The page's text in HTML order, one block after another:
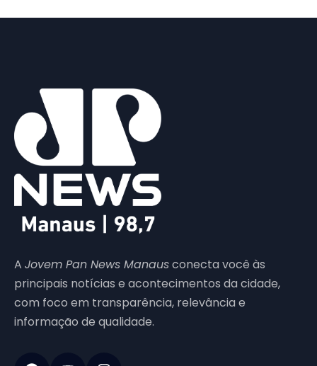
A Jovem Pan News Manausconecta você às
principais notícias e acontecimentos da cidade,
com foco em transparência, relevância e
informação de qualidade.